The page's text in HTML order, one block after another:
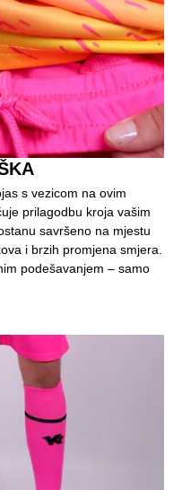
s vezicom na ovim
prilagodbu kroja vašim
savršeno na mjestu
i brzih promjena smjera.
podešavanjem – samo